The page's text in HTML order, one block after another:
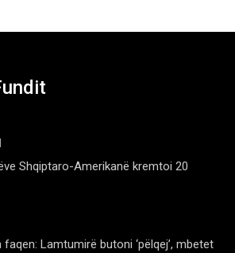
Shqiptaro-Amerikanë kremtoi 20
Lamtumirë butoni ‘pëlqej’, mbetet